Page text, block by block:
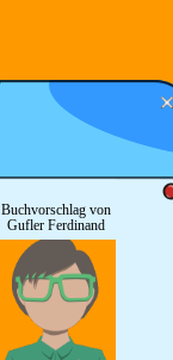
Buchvorschlag von
Gufler Ferdinand